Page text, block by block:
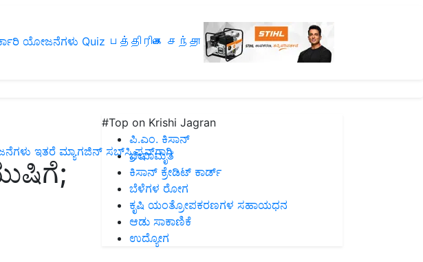
ಯೋಜನೆಗಳು Quiz பத்திரிகை சந்தா
ಇತರೆ ಮ್ಯಾಗಜಿನ್‌ ಸಬ್‌ಸ್ಕ್ರಿಪ್ಷನ್‌ಗಾಗಿ
#Top on Krishi Jagran
ಪಿ.ಎಂ. ಕಿಸಾನ್
ಜೀವಾಮೃತ
ಕಿಸಾನ್ ಕ್ರೇಡಿಟ್ ಕಾರ್ಡ್
ಬೆಳೆಗಳ ರೋಗ
ಕೃಷಿ ಯಂತ್ರೋಪಕರಣಗಳ ಸಹಾಯಧನ
ಆಡು ಸಾಕಾಣಿಕೆ
ಉದ್ಯೋಗ